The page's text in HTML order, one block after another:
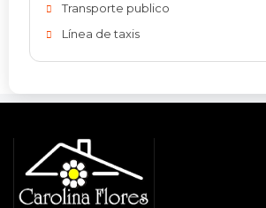
Transporte publico
Línea de taxis